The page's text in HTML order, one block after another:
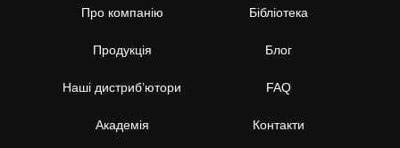
Про компанію
Продукція
Наші дистриб’ютори
Академія
Бібліотека
Блог
FAQ
Контакти